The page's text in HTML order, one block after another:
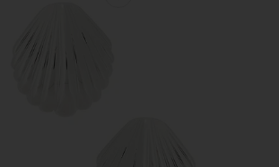
Favorite SHELL スタッズイヤリ